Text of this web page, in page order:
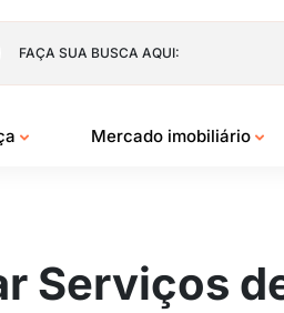
FAÇA SUA BUSCA AQUI:
Mercado imobiliário
Serviços